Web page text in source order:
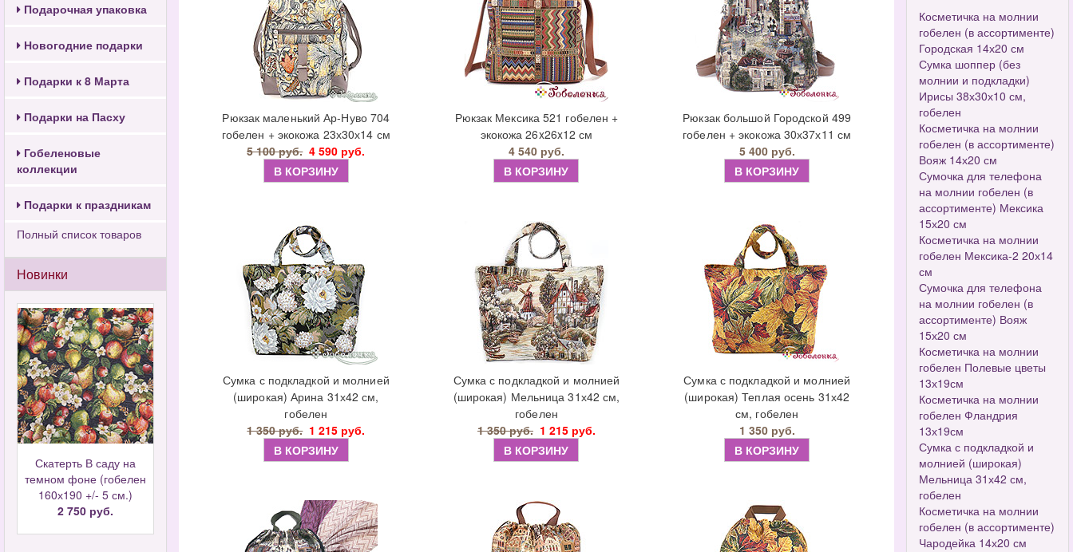
Подарочная упаковка
Новогодние подарки
Подарки к 8 Марта
Подарки на Пасху
Гобеленовые
коллекции
Подарки к праздникам
Полный список товаров
Новинки
Скатерть В саду на
темном фоне (гобелен
160х190 +/- 5 см.)
2 750 руб.
Рюкзак маленький Ар-Нуво 704
гобелен + экокожа 23х30х14 см
5 100 руб. 4 590 руб.
В КОРЗИНУ
Рюкзак Мексика 521 гобелен +
экокожа 26x26x12 см
4 540 руб.
В КОРЗИНУ
Рюкзак большой Городской 499
гобелен + экокожа 30х37х11 см
5 400 руб.
В КОРЗИНУ
Сумка с подкладкой и молнией
(широкая) Арина 31х42 см,
гобелен
1 350 руб. 1 215 руб.
В КОРЗИНУ
Сумка с подкладкой и молнией
(широкая) Мельница 31х42 см,
гобелен
1 350 руб. 1 215 руб.
В КОРЗИНУ
Сумка с подкладкой и молнией
(широкая) Теплая осень 31х42
см, гобелен
1 350 руб.
В КОРЗИНУ
Косметичка на молнии
гобелен (в ассортименте)
Городская 14х20 см
Сумка шоппер (без
молнии и подкладки)
Ирисы 38х30х10 см,
гобелен
Косметичка на молнии
гобелен (в ассортименте)
Вояж 14х20 см
Сумочка для телефона
на молнии гобелен (в
ассортименте) Мексика
15х20 см
Косметичка на молнии
гобелен Мексика-2 20х14
см
Сумочка для телефона
на молнии гобелен (в
ассортименте) Вояж
15х20 см
Косметичка на молнии
гобелен Полевые цветы
13х19см
Косметичка на молнии
гобелен Фландрия
13х19см
Сумка с подкладкой и
молнией (широкая)
Мельница 31х42 см,
гобелен
Косметичка на молнии
гобелен (в ассортименте)
Чародейка 14х20 см